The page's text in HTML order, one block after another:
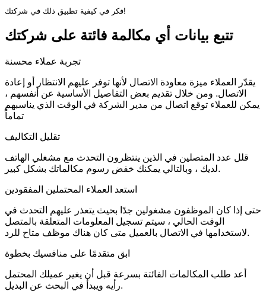
فكر في كيفية تطبيق ذلك في شركتك!
تتبع بيانات أي مكالمة فائتة على شركتك
تجربة عملاء محسنة
يقدّر العملاء ميزة معاودة الاتصال لأنها توفر عليهم الانتظار أو إعادة
الاتصال. ومن خلال تقديم بعض التفاصيل الأساسية عن أنفسهم ،
يمكن للعملاء توقع اتصال من مدير الشركة في الوقت الذي يناسبهم
تماماً
تقليل التكاليف
قلل عدد المتصلين في الذين ينتظرون التحدث مع مشغلي الهاتف
لديك ، وبالتالي يمكنك خفض رسوم مكالماتك بشكل كبير.
استعد العملاء المحتملين المفقودين
حتى إذا كان الموظفون مشغولين جدًا بحيث يتعذر عليهم التحدث في
الوقت الحالي ، سيتم تسجيل المعلومات المتعلقة بالمتصل
لاستخدامها في الاتصال بالعميل متى كان هناك موظف متاح للرد.
ابق متقدمًا على منافسيك بخطوة
أعد طلب المكالمات الفائتة بسرعة قبل أن يغير عميلك المحتمل
رأيه ويبدأ في البحث عن البديل.